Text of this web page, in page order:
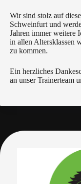
Wir sind stolz auf
Schweinfurt und
Jahren immer weitere
in allen Altersklassen
zu kommen.
Ein herzliches
an unser Trainerteam